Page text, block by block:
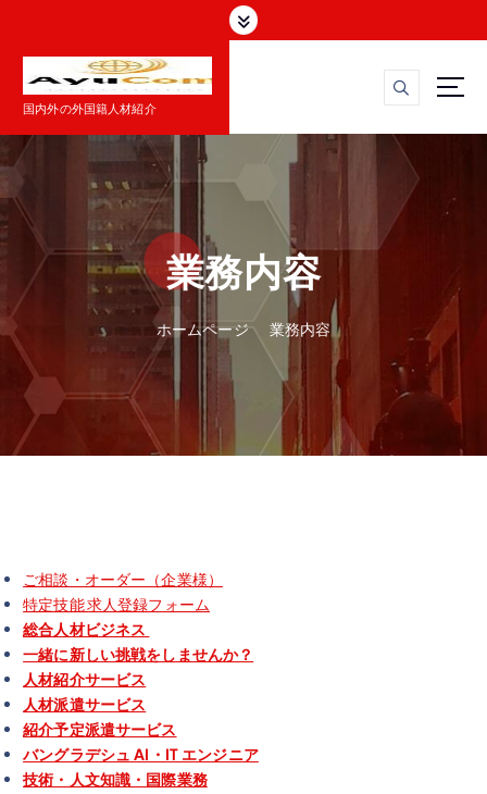
へ
ス
プ
国内外の外国籍人材紹介
業務内容
ホームページ 業務内容
ご相談・オーダー（企業様）
特定技能 求人登録フォーム
総合人材ビジネス
一緒に新しい挑戦をしませんか？
人材紹介サービス
人材派遣サービス
紹介予定派遣サービス
バングラデシュ AI・IT エンジニア
技術・人文知識・国際業務